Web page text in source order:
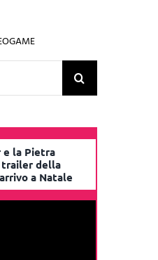
la Pietra
della
a Natale